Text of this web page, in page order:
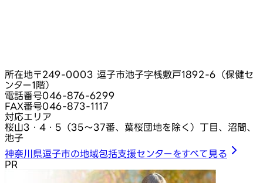
所在地〒249-0003 逗子市池子字桟敷戸1892-6（保健セ
ンター1階）
電話番号046-876-6299
FAX番号046-873-1117
対応エリア
桜山3・4・5（35～37番、葉桜団地を除く）丁目、沼間、
池子
神奈川県逗子市の地域包括支援センターをすべて見る
PR